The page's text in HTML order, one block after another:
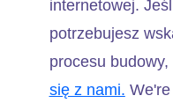
internetowej.
potrzebujesz
procesu
się z nami.